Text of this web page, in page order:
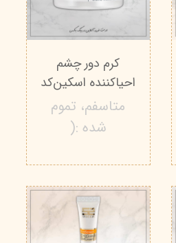
کرم دور چشم
احیاکننده اسکین‌کد
متاسفم، تموم
شده :(